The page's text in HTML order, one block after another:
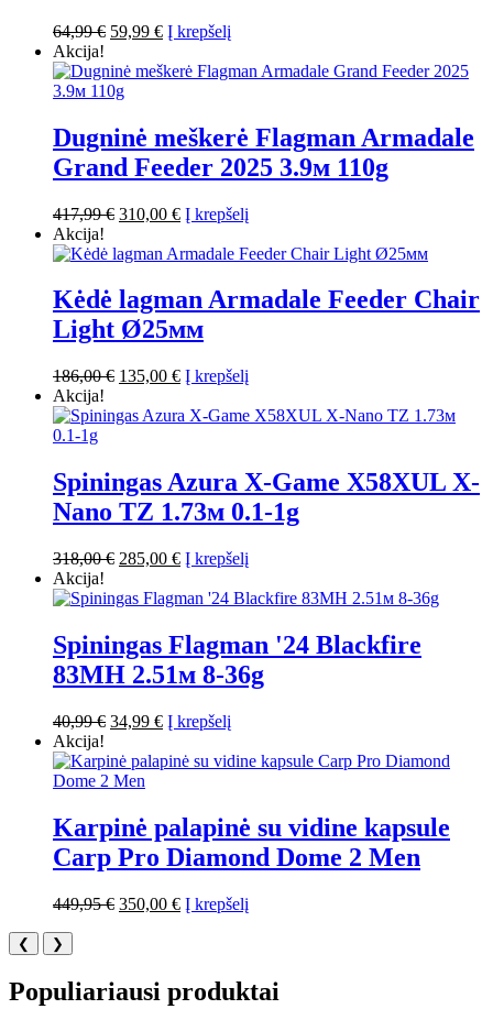
64,99€ Original
was:
64,99 €.
59,99 €Current
is:
Į krepšelį
Akcija!
Dugninė meškerė Flagman Armadale
Grand Feeder 2025 3.9м 110g
417,99€ Original
was:
310,00 €Current
is:
Į krepšelį
Akcija!
Kėdė lagman Armadale Feeder Chair
Light Ø25мм
186,00€ Original
was:
135,00 €Current
is:
Į krepšelį
Akcija!
Spiningas Azura X-Game X58XUL X-
Nano TZ 1.73м 0.1-1g
318,00€ Original
was:
285,00 €Current
is:
Į krepšelį
Akcija!
Spiningas Flagman '24 Blackfire
83MH 2.51м 8-36g
40,99€ Original
was:
40,99 €.
34,99 €Current
is:
Į krepšelį
Akcija!
Karpinė palapinė su vidine kapsule
Carp Pro Diamond Dome 2 Men
449,95€ Original
350,00 €Current
Į krepšelį
❮ ❯
Populiariausi produktai